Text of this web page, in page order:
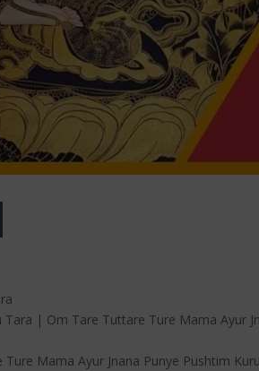
Tara | Om Tare Tuttare Ture Mama Ayur
Mama Ayur Jnana Punye Pushtim